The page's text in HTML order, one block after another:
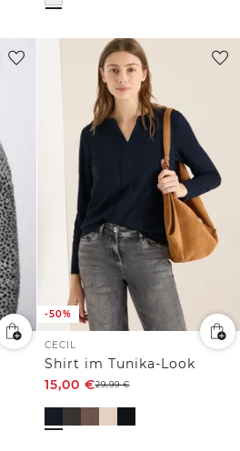
-50%
CECIL
Shirt im Tunika-Look
15,00 €29,99€